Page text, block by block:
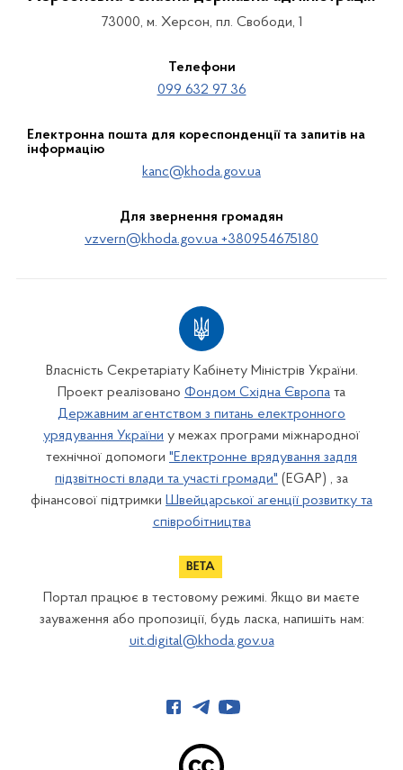
73000, м. Херсон, пл. Свободи, 1
Телефони
099 632 97 36
Електронна пошта для кореспонденції та запитів на
інформацію
kanc@khoda.gov.ua
Для звернення громадян
vzvern@khoda.gov.ua +380954675180
Власність Секретаріату Кабінету Міністрів України.
Проект реалізовано Фондом Східна Європа та
Державним агентством з питань електронного
урядування України у межах програми міжнародної
технічної допомоги "Електронне врядування задля
підзвітності влади та участі громади" (EGAP) , за
фінансової підтримки Швейцарської агенції розвитку та
співробітництва
Портал працює в тестовому режимі. Якщо ви маєте
зауваження або пропозиції, будь ласка, напишіть нам:
uit.digital@khoda.gov.ua